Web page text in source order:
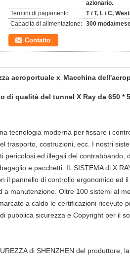
azionario.
Termini di pagamento:
T / T, L / C,
Capacità di alimentazione: 300 moda/
Contatto
aeroportuale x, Macchina
qualità del tunnel X Ray da 650 *
tecnologia moderna per fissare i
trasporto, costruzioni, ecc. I nostri
pericolosi ed illegali del contrabbando,
e pacchetti. IL SISTEMA di X
il pannello di controllo ergonomico ed
manutenzione. Oltre 100 sistemi al
a caldo le certificazioni ricevute
pubblica sicurezza e Copyright per il
di SHENZHEN del produttore,